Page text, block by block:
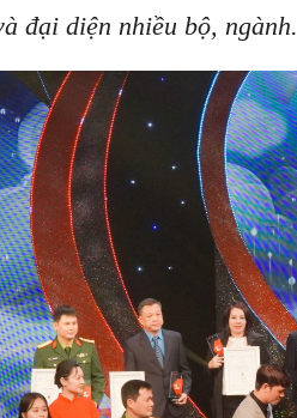
đại diện nhiều bộ, ngành.